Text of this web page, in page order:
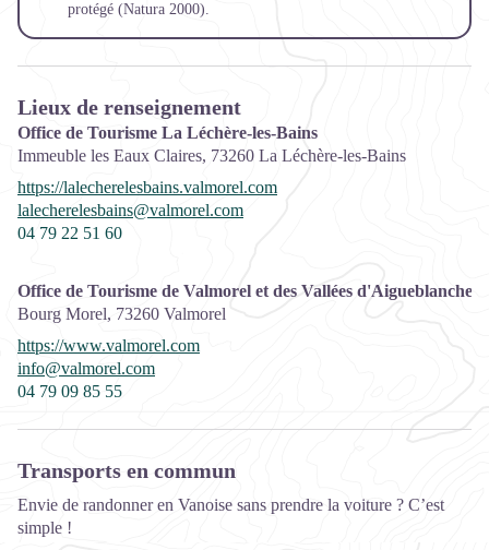
protégé (Natura 2000).
Lieux de renseignement
Office de Tourisme La Léchère-les-Bains
Immeuble les Eaux Claires, 73260 La Léchère-les-Bains
https://lalecherelesbains.valmorel.com
lalecherelesbains@valmorel.com
04 79 22 51 60
Office de Tourisme de Valmorel et des Vallées d'Aigueblanche
Bourg Morel, 73260 Valmorel
https://www.valmorel.com
info@valmorel.com
04 79 09 85 55
Transports en commun
Envie de randonner en Vanoise sans prendre la voiture ? C’est
simple !